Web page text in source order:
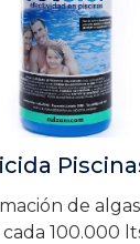
de
100.000